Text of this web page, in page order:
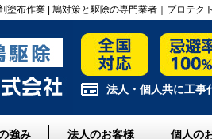
塗布作業 | 鳩対策と駆除の専門業者｜プロテク
法人・個人共に工事
強み 法人のお客様 個人の